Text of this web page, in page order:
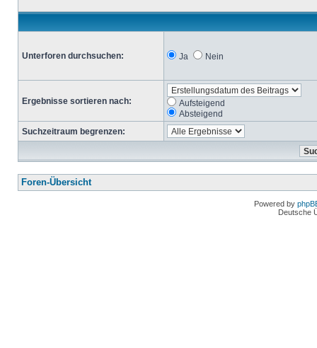
Unterforen durchsuchen: Ja Nein
Ergebnisse sortieren nach:
Aufsteigend
Absteigend
Suchzeitraum begrenzen:
Foren-Übersicht
Powered by
Deutsche